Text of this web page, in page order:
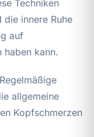
Techniken
die innere Ruhe
auf
haben kann.
Regelmäßige
allgemeine
Kopfschmerzen